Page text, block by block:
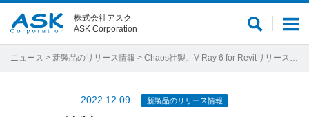
メ
ュ
サ
ト
株式会社アスク
ASK Corporation
ニュース > 新製品のリリース情報 > Chaos社製、V-Ray 6 for Revitリリースのお知らせ
2022.12.09 新製品のリリース情報